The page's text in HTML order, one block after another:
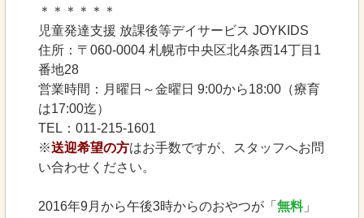
＊＊＊＊＊＊
児童発達支援 放課後等デイサービス JOYKIDS
住所：〒060-0004 札幌市中央区北4条西14丁目1
番地28
営業時間：月曜日～金曜日 9:00から18:00（療育
は17:00迄）
TEL：011-215-1601
※送迎希望の方はお手数ですが、スタッフへお問
い合わせください。
2016年9月から午後3時からのおやつが「 無料」